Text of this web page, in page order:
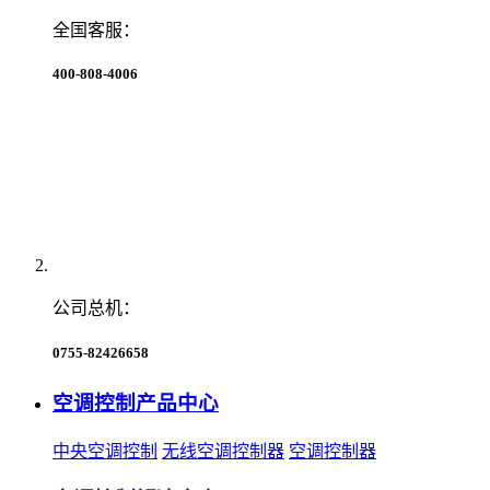
全国客服：
400-808-4006
公司总机：
0755-82426658
空调控制产品中心
中央空调控制 无线空调控制器 空调控制器